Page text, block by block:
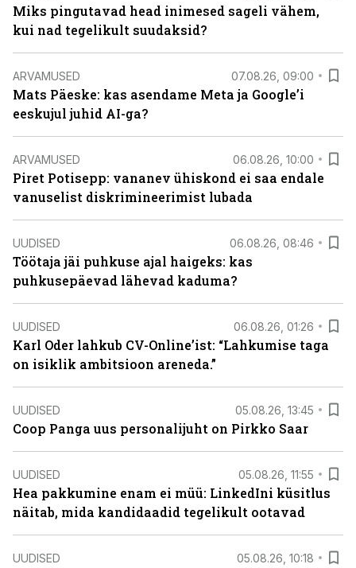
Miks pingutavad head inimesed sageli vähem,
kui nad tegelikult suudaksid?
ARVAMUSED 07.08.26, 09:00
Mats Päeske: kas asendame Meta ja Google’i
eeskujul juhid AI-ga?
ARVAMUSED 06.08.26, 10:00
Piret Potisepp: vananev ühiskond ei saa endale
vanuselist diskrimineerimist lubada
UUDISED 06.08.26, 08:46
Töötaja jäi puhkuse ajal haigeks: kas
puhkusepäevad lähevad kaduma?
UUDISED 06.08.26, 01:26
Karl Oder lahkub CV-Online’ist: “Lahkumise taga
on isiklik ambitsioon areneda.”
UUDISED 05.08.26, 13:45
Coop Panga uus personalijuht on Pirkko Saar
UUDISED 05.08.26, 11:55
Hea pakkumine enam ei müü: LinkedIni küsitlus
näitab, mida kandidaadid tegelikult ootavad
UUDISED 05.08.26, 10:18